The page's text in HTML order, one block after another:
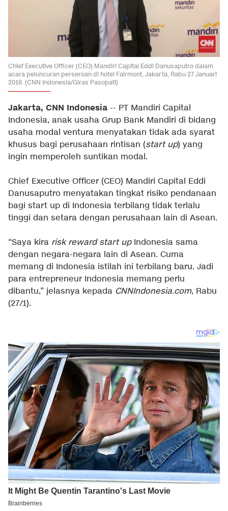
Chief Executive Officer (CEO) Mandiri Capital Eddi Danusaputro dalam
acara peluncuran perseroan di hotel Fairmont, Jakarta, Rabu 27 Januari
2016. (CNN Indonesia/Giras Pasopati)
Jakarta, CNN Indonesia -- PT Mandiri Capital
Indonesia, anak usaha Grup Bank Mandiri di bidang
usaha modal ventura menyatakan tidak ada syarat
khusus bagi perusahaan rintisan (start up) yang
ingin memperoleh suntikan modal.
Chief Executive Officer (CEO) Mandiri Capital Eddi
Danusaputro menyatakan tingkat risiko pendanaan
bagi start up di Indonesia terbilang tidak terlalu
tinggi dan setara dengan perusahaan lain di Asean.
“Saya kira risk reward start upIndonesia sama
dengan negara-negara lain di Asean. Cuma
memang di Indonesia istilah ini terbilang baru. Jadi
para entrepreneur Indonesia memang perlu
dibantu,” jelasnya kepada CNNIndonesia.com, Rabu
(27/1).